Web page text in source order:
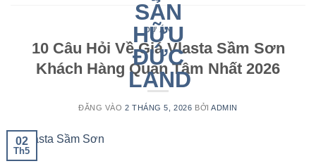
DỰ ÁN
10 Câu Hỏi Về Giá Vlasta Sầm Sơn
Khách Hàng Quan Tâm Nhất 2026
ĐĂNG VÀO 2 THÁNG 5, 2026 BỞIADMIN
02
Th5